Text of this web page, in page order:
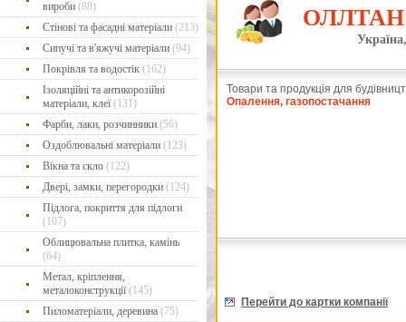
вироби (88)
Стінові та фасадні матеріали (213)
Сипучі та в'яжучі матеріали (94)
Покрівля та водостік (162)
Ізоляційні та антикорозійні
матеріали, клеї(131)
Фарби, лаки, розчинники (56)
Оздоблювальні матеріали (123)
Вікна та скло (122)
Двері, замки, перегородки (124)
Підлога, покриття для підлоги
(107)
Облицювальна плитка, камінь
(64)
Метал, кріплення,
металоконструкції(145)
Пиломатеріали, деревина (75)
ОЛЛТАН
Товари та продукція для
Опалення, газопостачання
Перейти до картки компанії